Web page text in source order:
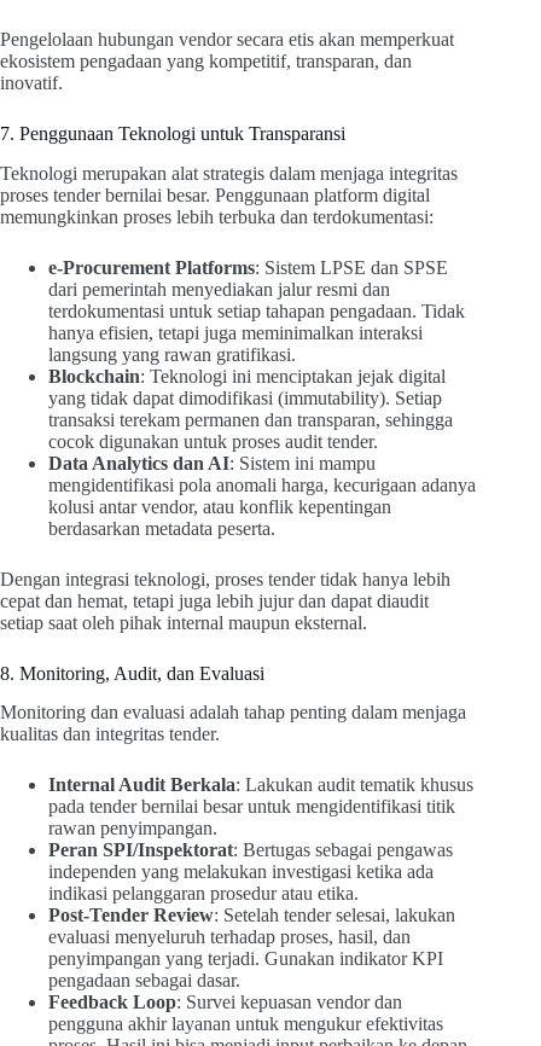
Pengelolaan hubungan vendor secara etis akan memperkuat
ekosistem pengadaan yang kompetitif, transparan, dan
inovatif.
7. Penggunaan Teknologi untuk Transparansi
Teknologi merupakan alat strategis dalam menjaga integritas
proses tender bernilai besar. Penggunaan platform digital
memungkinkan proses lebih terbuka dan terdokumentasi:
e-Procurement Platforms: Sistem LPSE dan SPSE
dari pemerintah menyediakan jalur resmi dan
terdokumentasi untuk setiap tahapan pengadaan. Tidak
hanya efisien, tetapi juga meminimalkan interaksi
langsung yang rawan gratifikasi.
Blockchain: Teknologi ini menciptakan jejak digital
yang tidak dapat dimodifikasi (immutability). Setiap
transaksi terekam permanen dan transparan, sehingga
cocok digunakan untuk proses audit tender.
Data Analytics dan AI: Sistem ini mampu
mengidentifikasi pola anomali harga, kecurigaan adanya
kolusi antar vendor, atau konflik kepentingan
berdasarkan metadata peserta.
Dengan integrasi teknologi, proses tender tidak hanya lebih
cepat dan hemat, tetapi juga lebih jujur dan dapat diaudit
setiap saat oleh pihak internal maupun eksternal.
8. Monitoring, Audit, dan Evaluasi
Monitoring dan evaluasi adalah tahap penting dalam menjaga
kualitas dan integritas tender.
Internal Audit Berkala: Lakukan audit tematik khusus
pada tender bernilai besar untuk mengidentifikasi titik
rawan penyimpangan.
Peran SPI/Inspektorat: Bertugas sebagai pengawas
independen yang melakukan investigasi ketika ada
indikasi pelanggaran prosedur atau etika.
Post-Tender Review: Setelah tender selesai, lakukan
evaluasi menyeluruh terhadap proses, hasil, dan
penyimpangan yang terjadi. Gunakan indikator KPI
pengadaan sebagai dasar.
Feedback Loop: Survei kepuasan vendor dan
pengguna akhir layanan untuk mengukur efektivitas